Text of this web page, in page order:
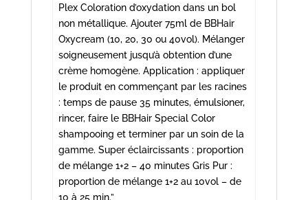
Plex Coloration d’oxydation dans un bol
non métallique. Ajouter 75ml de BBHair
Oxycream (10, 20, 30 ou 40vol). Mélanger
soigneusement jusqu’à obtention d’une
crème homogène. Application : appliquer
le produit en commençant par les racines
: temps de pause 35 minutes, émulsioner,
rincer, faire le BBHair Special Color
shampooing et terminer par un soin de la
gamme. Super éclaircissants : proportion
de mélange 1+2 – 40 minutes Gris Pur :
proportion de mélange 1+2 au 10vol – de
10 à 25 min.”